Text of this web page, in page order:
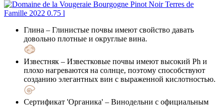
Глина – Глинистые почвы имеют свойство давать
довольно плотные и округлые вина.
Известняк – Известковые почвы имеют высокий Ph и
плохо нагреваются на солнце, поэтому способствуют
созданию элегантных вин с выраженной кислотностью.
Сертификат 'Органика' – Винодельни с официальным